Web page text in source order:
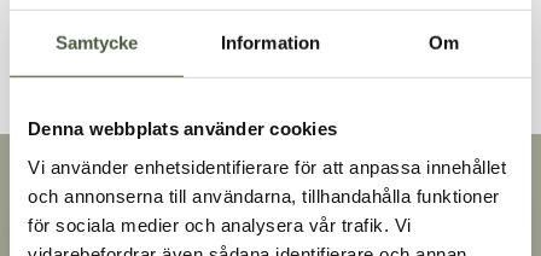
Samtycke Information Om
Denna webbplats använder cookies
Vi använder enhetsidentifierare för att anpassa innehållet
och annonserna till användarna, tillhandahålla funktioner
för sociala medier och analysera vår trafik. Vi
Kundtjänst
Andra kunder tittade även på
Snabb leverans
Leverans inom 3-5 arbetsdagar.
Brett sortiment